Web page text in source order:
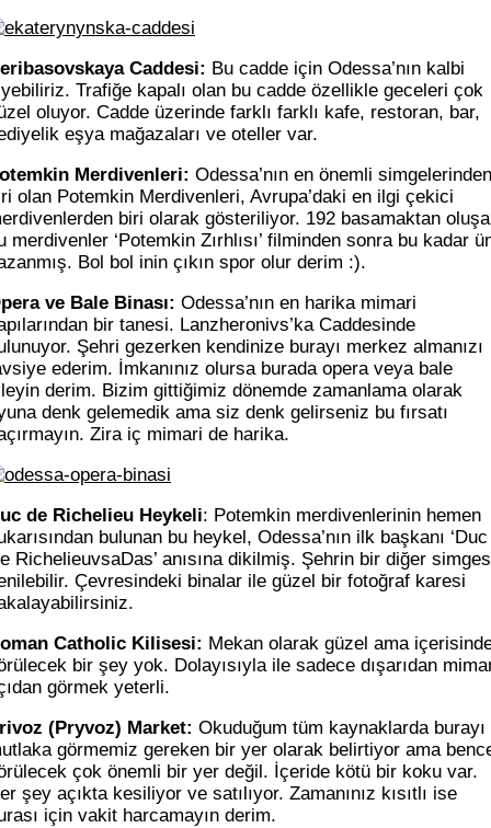
Caddesi: Bu cadde için Odessa’nın kalbi
Trafiğe kapalı olan bu cadde özellikle geceleri çok
oluyor. Cadde üzerinde farklı farklı kafe, restoran, bar,
eşya mağazaları ve oteller var.
Merdivenleri: Odessa’nın en önemli simgelerinden
olan Potemkin Merdivenleri, Avrupa’daki en ilgi çekici
biri olarak gösteriliyor. 192 basamaktan
merdivenler ‘Potemkin Zırhlısı’ filminden sonra bu kadar
Bol bol inin çıkın spor olur derim :).
ve Bale Binası: Odessa’nın en harika mimari
bir tanesi. Lanzheronivs’ka Caddesinde
Şehri gezerken kendinize burayı merkez almanızı
ederim. İmkanınız olursa burada opera veya bale
derim. Bizim gittiğimiz dönemde zamanlama olarak
denk gelemedik ama siz denk gelirseniz bu fırsatı
Zira iç mimari de harika.
de Richelieu Heykeli: Potemkin merdivenlerinin hemen
bulunan bu heykel, Odessa’nın ilk başkanı ‘Duc
RichelieuvsaDas’ anısına dikilmiş. Şehrin bir diğer
Çevresindeki binalar ile güzel bir fotoğraf karesi
Catholic Kilisesi: Mekan olarak güzel ama
bir şey yok. Dolayısıyla ile sadece dışarıdan
görmek yeterli.
(Pryvoz) Market: Okuduğum tüm kaynaklarda burayı
görmemiz gereken bir yer olarak belirtiyor ama
çok önemli bir yer değil. İçeride kötü bir koku var.
şey açıkta kesiliyor ve satılıyor. Zamanınız kısıtlı ise
için vakit harcamayın derim.